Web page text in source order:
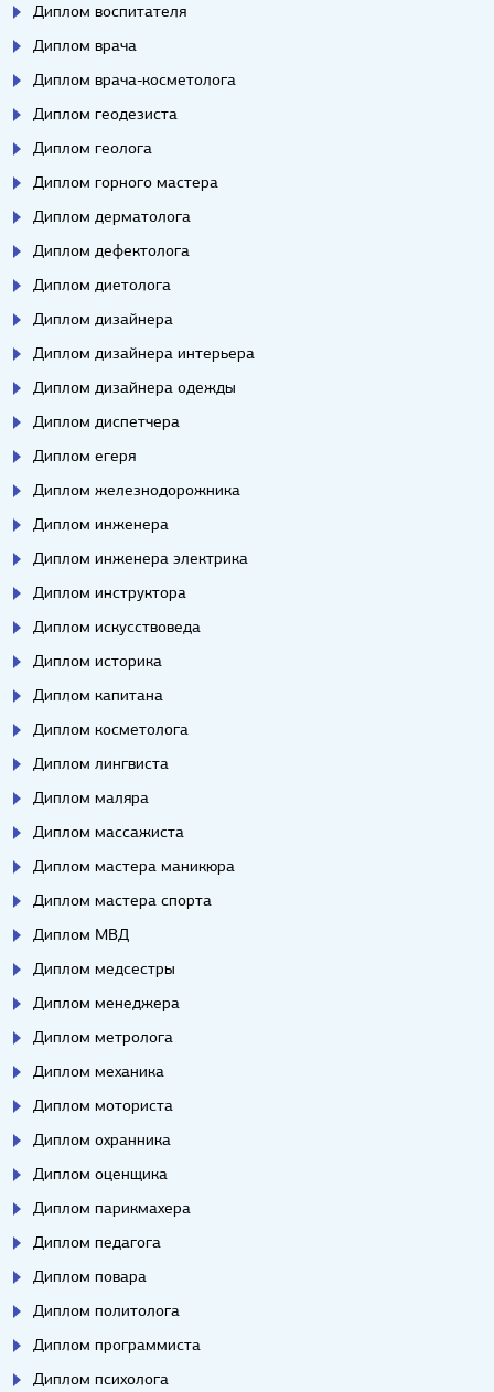
Диплом воспитателя
Диплом врача
Диплом врача-косметолога
Диплом геодезиста
Диплом геолога
Диплом горного мастера
Диплом дерматолога
Диплом дефектолога
Диплом диетолога
Диплом дизайнера
Диплом дизайнера интерьера
Диплом дизайнера одежды
Диплом диспетчера
Диплом егеря
Диплом железнодорожника
Диплом инженера
Диплом инженера электрика
Диплом инструктора
Диплом искусствоведа
Диплом историка
Диплом капитана
Диплом косметолога
Диплом лингвиста
Диплом маляра
Диплом массажиста
Диплом мастера маникюра
Диплом мастера спорта
Диплом МВД
Диплом медсестры
Диплом менеджера
Диплом метролога
Диплом механика
Диплом моториста
Диплом охранника
Диплом оценщика
Диплом парикмахера
Диплом педагога
Диплом повара
Диплом политолога
Диплом программиста
Диплом психолога